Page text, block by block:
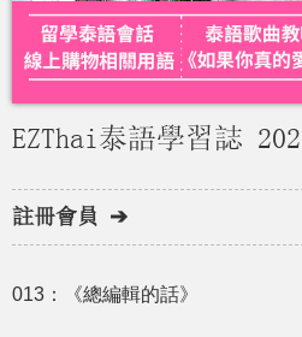
EZThai泰語學習誌
註冊會員 ➔
013：《總編輯的話》